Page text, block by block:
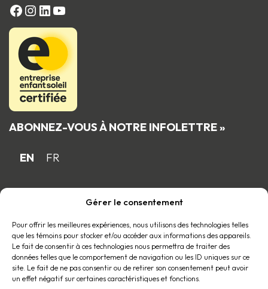
Gérer le consentement
Pour offrir les meilleures expériences, nous utilisons des technologies telles
que les témoins pour stocker et/ou accéder aux informations des appareils.
Le fait de consentir à ces technologies nous permettra de traiter des
données telles que le comportement de navigation ou les ID uniques sur ce
site. Le fait de ne pas consentir ou de retirer son consentement peut avoir
un effet négatif sur certaines caractéristiques et fonctions.
FACEBOOK
Instagram
LinkedIn
YouTube
ABONNEZ-VOUS À NOTRE INFOLETTRE »
EN FR
Fière entreprise familiale québécoise
membre du